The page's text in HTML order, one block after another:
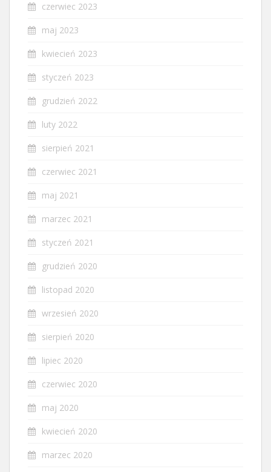
czerwiec 2023
maj 2023
kwiecień 2023
styczeń 2023
grudzień 2022
luty 2022
sierpień 2021
czerwiec 2021
maj 2021
marzec 2021
styczeń 2021
grudzień 2020
listopad 2020
wrzesień 2020
sierpień 2020
lipiec 2020
czerwiec 2020
maj 2020
kwiecień 2020
marzec 2020